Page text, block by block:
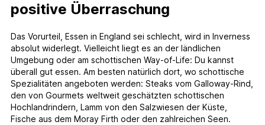
positive Überraschung
Das Vorurteil, Essen in England sei schlecht, wird in Inverness
absolut widerlegt. Vielleicht liegt es an der ländlichen
Umgebung oder am schottischen Way-of-Life: Du kannst
überall gut essen. Am besten natürlich dort, wo schottische
Spezialitäten angeboten werden: Steaks vom Galloway-Rind,
den von Gourmets weltweit geschätzten schottischen
Hochlandrindern, Lamm von den Salzwiesen der Küste,
Fische aus dem Moray Firth oder den zahlreichen Seen.